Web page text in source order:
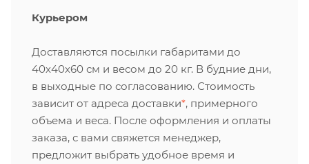
Курьером
Доставляются посылки габаритами до
40х40х60 см и весом до 20 кг. В будние дни,
в выходные по согласованию. Стоимость
зависит от адреса доставки*, примерного
объема и веса. После оформления и оплаты
заказа, с вами свяжется менеджер,
предложит выбрать удобное время и